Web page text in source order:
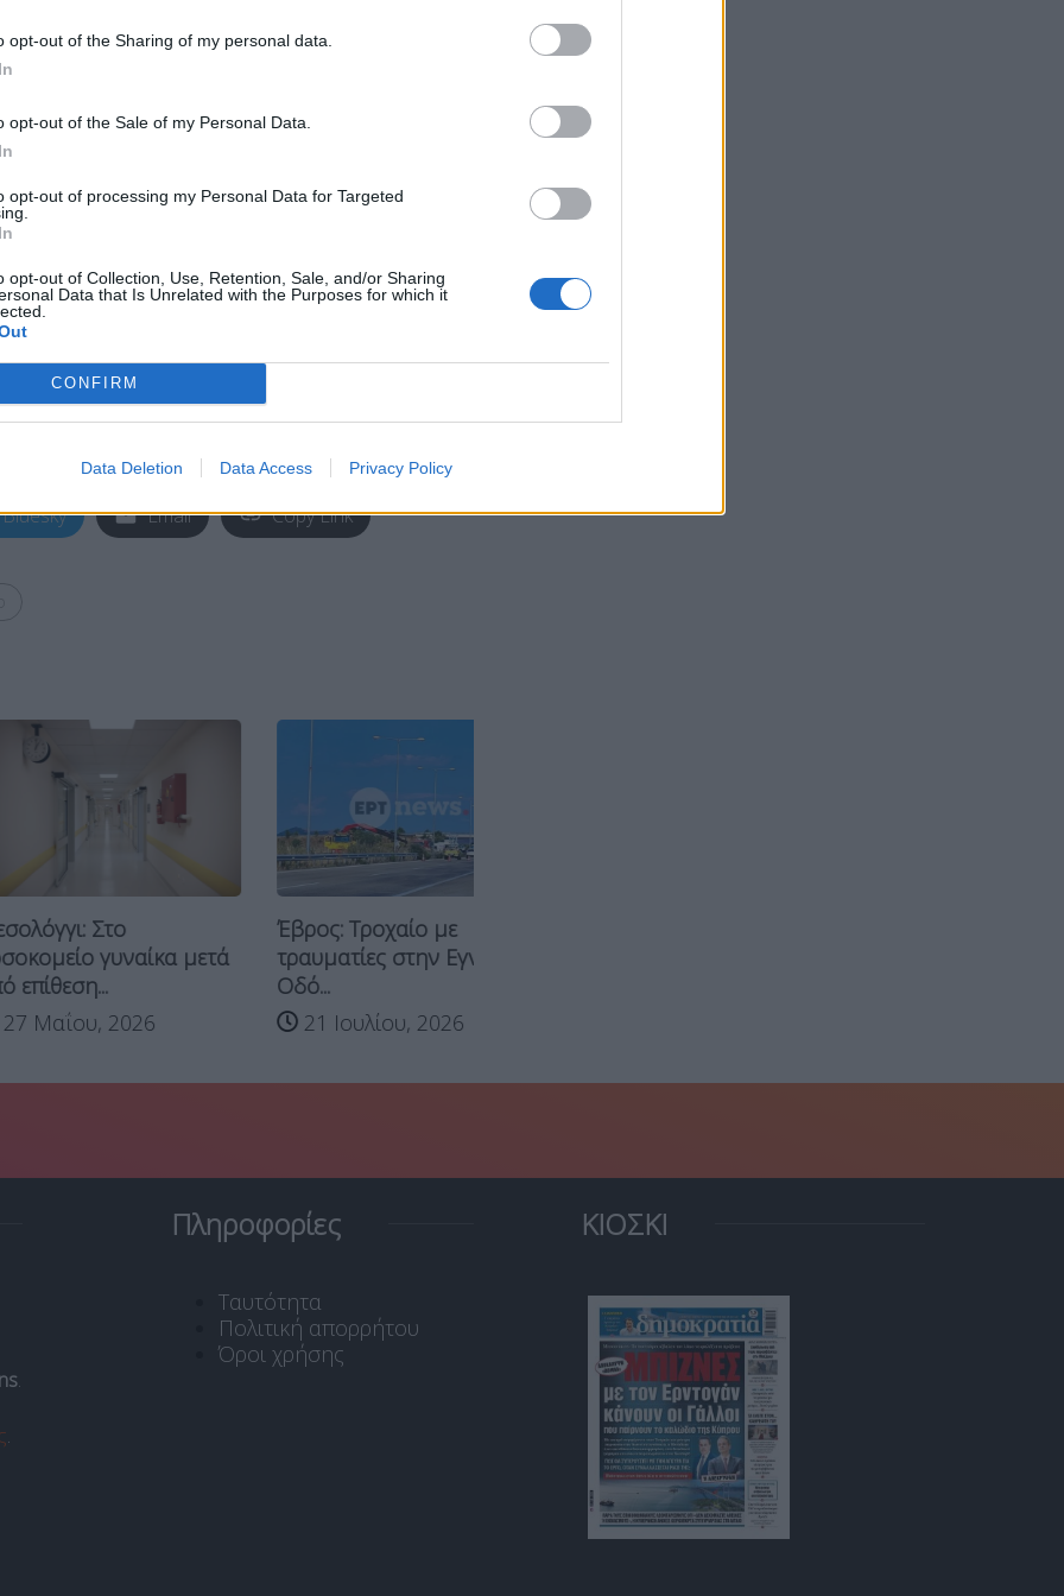
opt-out of the Sharing of my personal data.
opt-out of the Sale of my Personal Data.
opt-out of processing my Personal Data for Targeted
opt-out of Collection, Use, Retention, Sale, and/or Sharing
Data that Is Unrelated with the Purposes for which it
CONFIRM
Data Deletion Data Access Privacy Policy
σε ένα σταθμευμένο αυτοκίνητο, στην
στα Γαλανέικα Λαμίας.
μετά τα φανάρια προσέκρουσε πάνω στο
Αποτέλεσμα ήταν να τραυματιστεί ο νεαρός
διακόμισε τον τραυματία στα Επείγοντα
Λαμίας.
Bluesky Email Copy Link
Στο
γυναίκα μετά
2026
Έβρος: Τροχαίο με
τραυματίες στην Εγνατία
21 Ιουλίου, 2026
.
.
Πληροφορίες
Ταυτότητα
Πολιτική απορρήτου
Όροι χρήσης
ΚΙΟΣΚΙ